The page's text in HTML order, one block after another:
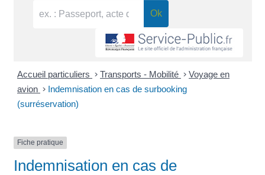
Accueil particuliers > Transports - Mobilité > Voyage en
avion > Indemnisation en cas de surbooking
(surréservation)
Fiche pratique
Indemnisation en cas de